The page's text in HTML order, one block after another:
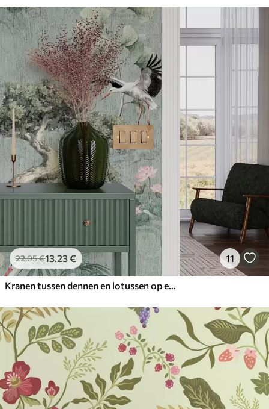
22.05€13.23€ 11
Kranen tussen dennen en lotussen op een rustige groene achtergrond